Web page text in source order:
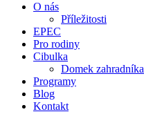
O nás
Příležitosti
EPEC
Pro rodiny
Cibulka
Domek zahradníka
Programy
Blog
Kontakt